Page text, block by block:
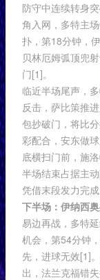
防守中连续转身
角入网，多特主
扑，第18分钟，
贝林厄姆弧顶兜
门[1]。
临近半场尾声，
反击，萨比策推
包抄破门，将比
彩配合，安东做
底横扫门前，施
半场结束占据主
凭借末段发力完成
下半场：伊纳西
易边再战，多特
机会，第54分钟
先，进球无效[1]
出，法兰克福错失